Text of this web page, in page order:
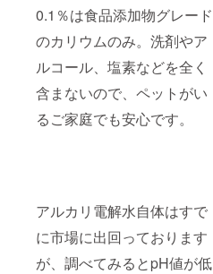
0.1％は食品添加物グレード
のカリウムのみ。洗剤やア
ルコール、塩素などを全く
含まないので、ペットがい
るご家庭でも安心です。
アルカリ電解水自体はすで
に市場に出回っております
が、調べてみるとpH値が低